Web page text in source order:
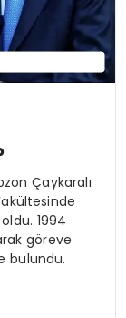
Çaykaralı
1994
göreve
bulundu.